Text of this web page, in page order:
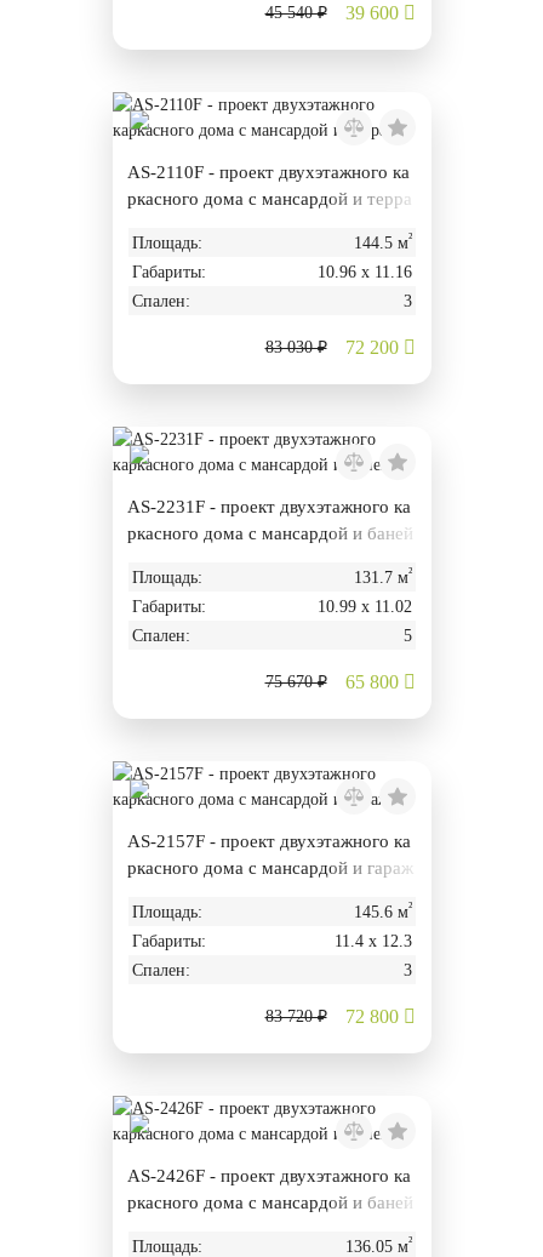
45 540 ₽ 39 600
AS-2110F - проект двухэтажного ка
ркасного дома с мансардой и терра
Площадь: 144.5 м²
Габариты:
10.96 х 11.16
Спален:
3
83 030 ₽ 72 200
AS-2231F - проект двухэтажного ка
ркасного дома с мансардой и баней
Площадь: 131.7 м²
Габариты:
10.99 х 11.02
Спален:
5
75 670 ₽ 65 800
AS-2157F - проект двухэтажного ка
ркасного дома с мансардой и гараж
Площадь: 145.6 м²
Габариты:
11.4 х 12.3
Спален:
3
83 720 ₽ 72 800
AS-2426F - проект двухэтажного ка
ркасного дома с мансардой и баней
Площадь: 136.05 м²